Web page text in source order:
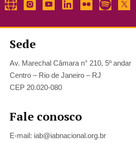
Sede
Av. Marechal Câmara n° 210, 5º andar
Centro – Rio de Janeiro – RJ
CEP 20.020-080
Fale conosco
E-mail: iab@iabnacional.org.br